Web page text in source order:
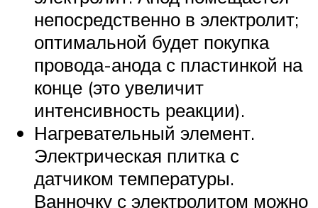
непосредственно в электролит;
оптимальной будет покупка
провода-анода с пластинкой на
конце (это увеличит
интенсивность реакции).
Нагревательный элемент.
Электрическая плитка с
датчиком температуры.
Ванночку с электролитом можно